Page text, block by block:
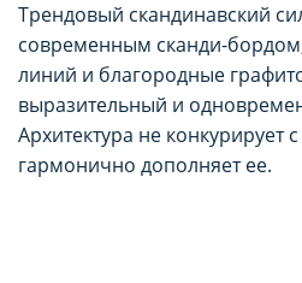
Трендовый скандинавский
современным сканди-
линий и благородные
выразительный и
Архитектура не конкурирует
гармонично дополняет ее.